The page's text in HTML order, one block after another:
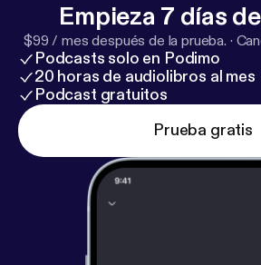
Empieza 7 días
$99 / mes después de la prueba. ·
Podcasts solo en Podimo
20 horas de audiolibros al mes
Podcast gratuitos
Prueba gratis